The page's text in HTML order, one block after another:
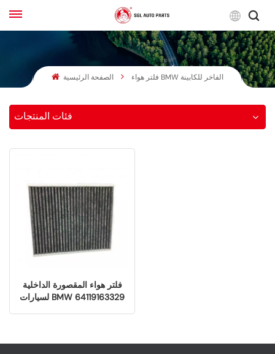
English
Français
الصفحة الرئيسية فلتر هواء BMW الفاخر للكابينة
فئات المنتجات
فلتر هواء المقصورة الداخلية
لسيارات BMW 64119163329